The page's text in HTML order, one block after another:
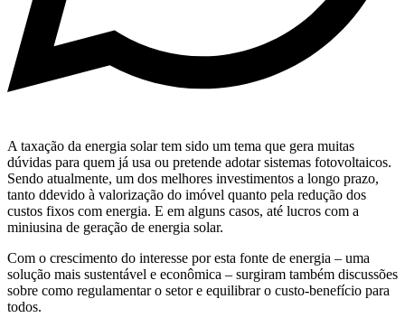
A taxação da energia solar tem sido um tema que gera muitas
dúvidas para quem já usa ou pretende adotar sistemas fotovoltaicos.
Sendo atualmente, um dos melhores investimentos a longo prazo,
tanto ddevido à valorização do imóvel quanto pela redução dos
custos fixos com energia. E em alguns casos, até lucros com a
miniusina de geração de energia solar.
Com o crescimento do interesse por esta fonte de energia – uma
solução mais sustentável e econômica – surgiram também discussões
sobre como regulamentar o setor e equilibrar o custo-benefício para
todos.